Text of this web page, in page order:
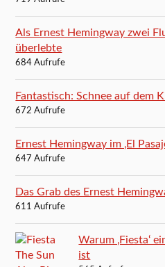
Als Ernest Hemingway zwei
überlebte
684 Aufrufe
Fantastisch: Schnee auf dem
672 Aufrufe
Ernest Hemingway im ‚El
647 Aufrufe
Das Grab des Ernest
611 Aufrufe
Warum ‚Fiesta‘
ist